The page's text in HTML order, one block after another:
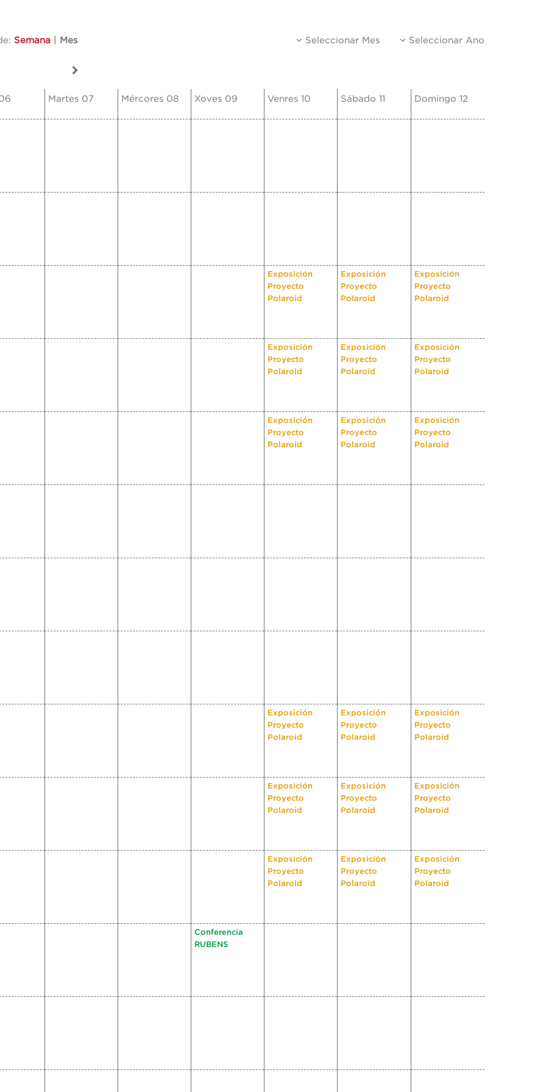
Semana Mes Seleccionar Mes Seleccionar Ano
Martes 07 Mércores 08 Xoves 09 Venres 10 Sábado 11 Domingo 12
Exposición
Proyecto
Polaroid
Exposición
Proyecto
Polaroid
Exposición
Proyecto
Polaroid
Exposición
Proyecto
Polaroid
Exposición
Proyecto
Polaroid
Exposición
Proyecto
Polaroid
Exposición
Proyecto
Polaroid
Exposición
Proyecto
Polaroid
Exposición
Proyecto
Polaroid
Exposición
Proyecto
Polaroid
Exposición
Proyecto
Polaroid
Exposición
Proyecto
Polaroid
Exposición
Proyecto
Polaroid
Exposición
Proyecto
Polaroid
Exposición
Proyecto
Polaroid
Exposición
Proyecto
Polaroid
Exposición
Proyecto
Polaroid
Exposición
Proyecto
Polaroid
Conferencia
RUBENS